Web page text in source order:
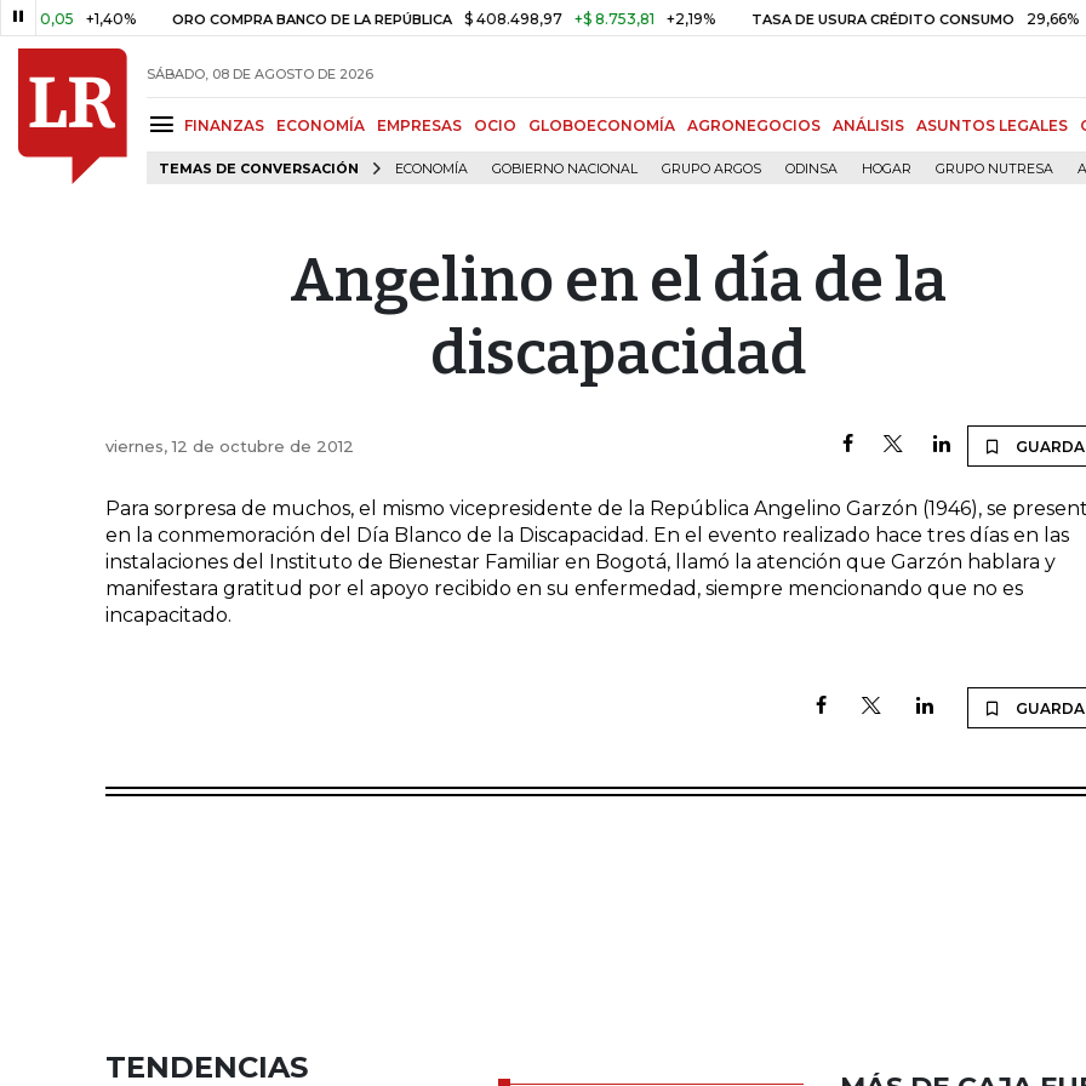
+1,40% ORO COMPRA BANCO DE LA REPÚBLICA $ 408.498,97 +$ 8.753,81 +2,19% TASA DE USURA CRÉDITO CONSUMO 29,66%
SÁBADO, 08 DE AGOSTO DE 2026
FINANZAS ECONOMÍA EMPRESAS OCIO GLOBOECONOMÍA AGRONEGOCIOS ANÁLISIS ASUNTOS LEGALES
TEMAS DE CONVERSACIÓN ECONOMÍA GOBIERNO NACIONAL GRUPO ARGOS ODINSA HOGAR GRUPO NUTRESA
Angelino en el día de la
discapacidad
viernes, 12 de octubre de 2012
Para sorpresa de muchos, el mismo vicepresidente de la República Angelino Garzón (1946), se
en la conmemoración del Día Blanco de la Discapacidad. En el evento realizado hace tres días en las
instalaciones del Instituto de Bienestar Familiar en Bogotá, llamó la atención que Garzón hablara y
manifestara gratitud por el apoyo recibido en su enfermedad, siempre mencionando que no es
incapacitado.
TENDENCIAS